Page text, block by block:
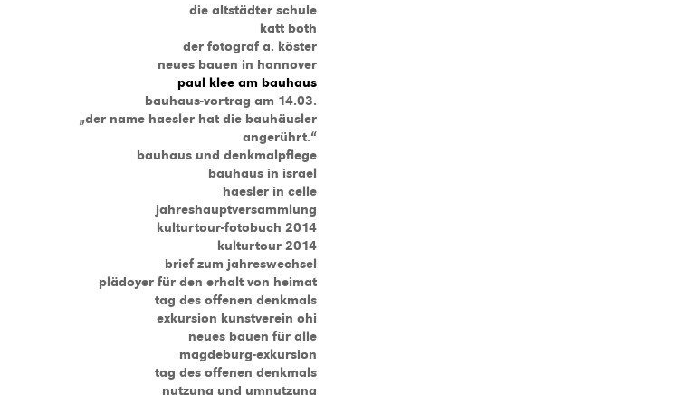
die altstädter schule
katt both
der fotograf a. köster
neues bauen in hannover
paul klee am bauhaus
bauhaus-vortrag am 14.03.
„der name haesler hat die bauhäusler
angerührt.“
bauhaus und denkmalpflege
bauhaus in israel
haesler in celle
jahreshauptversammlung
kulturtour-fotobuch 2014
kulturtour 2014
brief zum jahreswechsel
plädoyer für den erhalt von heimat
tag des offenen denkmals
exkursion kunstverein ohi
neues bauen für alle
magdeburg-exkursion
tag des offenen denkmals
nutzung und umnutzung